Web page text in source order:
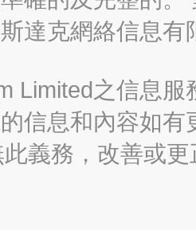
達克網絡信息
Limited之信息
信息和內容如
義務，改善或